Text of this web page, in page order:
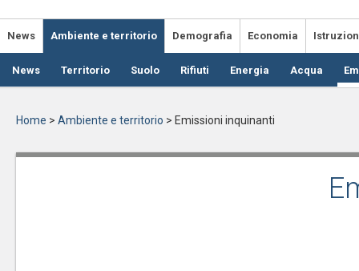
News Ambiente e territorio Demografia Economia
News Territorio Suolo Rifiuti Energia Acqua
Home > Ambiente e territorio > Emissioni inquinanti